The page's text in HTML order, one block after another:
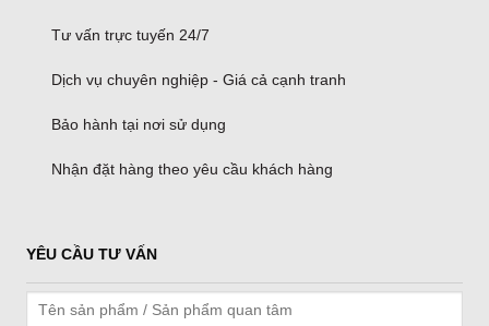
Tư vấn trực tuyến 24/7
Dịch vụ chuyên nghiệp - Giá cả cạnh tranh
Bảo hành tại nơi sử dụng
Nhận đặt hàng theo yêu cầu khách hàng
YÊU CẦU TƯ VẤN